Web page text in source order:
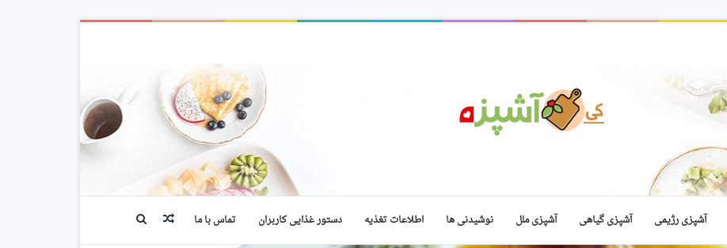
آشپزی رژیمی آشپزی گیاهی آشپزی ملل نوشیدنی ها اطلاعات تغذیه دستور غذایی کاربران تماس با ما جستجونوشته